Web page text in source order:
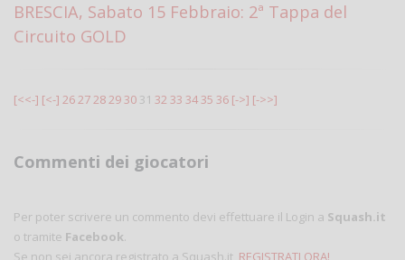
BRESCIA, Sabato 15 Febbraio: 2ª Tappa del
Circuito GOLD
[<<-] [<-] 2627282930 31 32 33 3435 36 [->] [->>]
Commenti dei giocatori
Per poter scrivere un commento devi effettuare il Login a Squash.it
o tramite Facebook.